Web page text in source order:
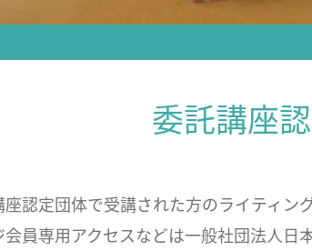
委託講座
座認定団体で受講された方のライティン
会員専用アクセスなどは一般社団法人日